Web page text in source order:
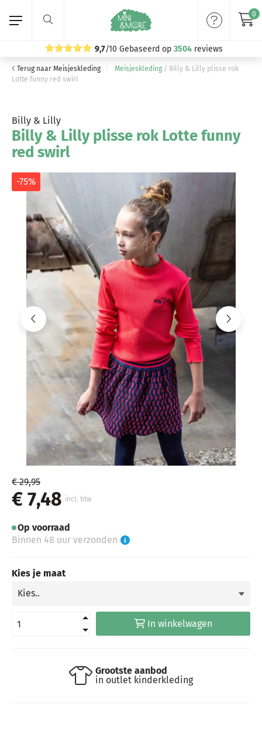
9,7/10 Gebaseerd op 3504 reviews
0
Home
Jongenskleding
Merken
Volg ons:
Terug naar Meisjeskleding Meisjeskleding / Billy & Lilly plisse rok
Lotte funny red swirl
Billy & Lilly
Billy & Lilly plisse rok Lotte funny
red swirl
-75%
€ 29,95
€ 7,48 incl. btw
Op voorraad
Binnen 48 uur verzonden
Kies je maat
In winkelwagen
Grootste aanbod
in outlet kinderkleding